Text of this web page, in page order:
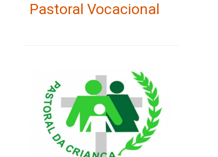
Pastoral Vocacional